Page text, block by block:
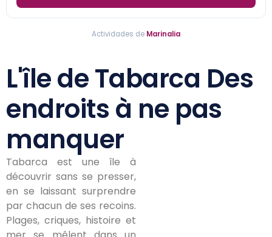
Actividades de Marinalia
L'île de Tabarca Des
endroits à ne pas
manquer
Tabarca est une île à
découvrir sans se presser,
en se laissant surprendre
par chacun de ses recoins.
Plages, criques, histoire et